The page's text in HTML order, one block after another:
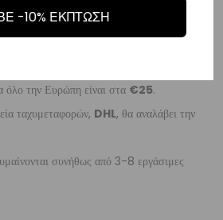
όλο την Ευρώπη είναι στα €25.
ταχυμεταφορών, DHL, θα αναλάβει την
συνήθως από 3-8 εργάσιμες
-10% ΕΚΠΤΩΣΗ